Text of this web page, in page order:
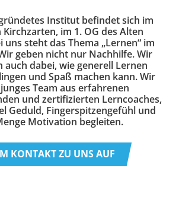
Institut befindet sich im
im 1. OG des Alten
uns steht das Thema „Lernen“ im
geben nicht nur Nachhilfe. Wir
dabei, wie generell Lernen
und Spaß machen kann. Wir
Team aus erfahrenen
und zertifizierten Lerncoaches,
Geduld, Fingerspitzengefühl und
Motivation begleiten.
KONTAKT ZU UNS AUF